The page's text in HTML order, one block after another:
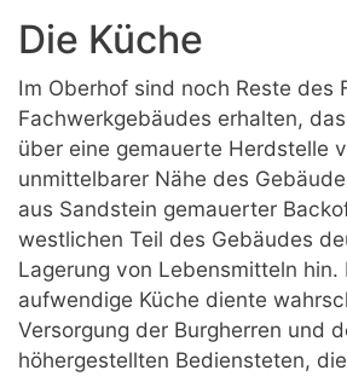
Die Küche
Im Oberhof sind noch Reste des
Fachwerkgebäudes erhalten,
über eine gemauerte Herdstelle
unmittelbarer Nähe des
aus Sandstein gemauerter
westlichen Teil des Gebäudes
Lagerung von Lebensmitteln hin.
aufwendige Küche diente
Versorgung der Burgherren und
höhergestellten Bediensteten,